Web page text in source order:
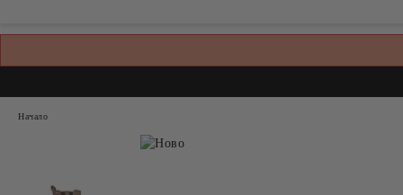
Начало